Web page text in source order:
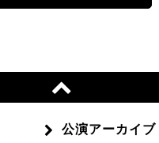
公演アーカイブ